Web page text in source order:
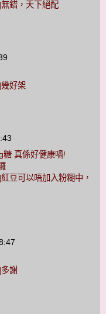
錯，天下絕配
好架
糖 真係好健康喎!
豆可以唔加入粉糊中，
謝